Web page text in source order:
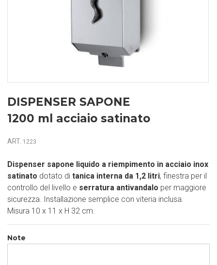
DISPENSER SAPONE
1200 ml acciaio satinato
ART. 1223
Dispenser sapone liquido a riempimento in acciaio inox
satinato dotato di tanica interna da 1,2 litri, finestra per il
controllo del livello e serratura antivandalo per maggiore
sicurezza. Installazione semplice con viteria inclusa.
Misura 10 x 11 x H 32 cm.
Note